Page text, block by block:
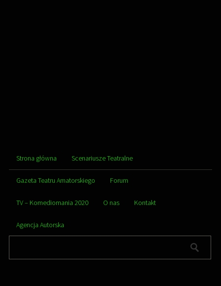
Strona główna Scenariusze Teatralne
Gazeta Teatru Amatorskiego Forum
TV – Komediomania 2020 O nas Kontakt
Agencja Autorska